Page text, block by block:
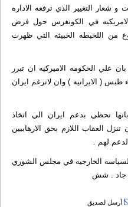
و شعار التغيير الذي ترفعه الاداره
الامريكيه في الكونغرس حول فرض
اللخبطه الخبيثه التي ظهرت
علي الحكومه الاميركيه ان تبرر
( الايرانيه ) وان لاترغم ايران
تحظي بدعم ايران الي اتخاذ
العقاب اللازم بحق الارهابيين
لهم .
السياسه الخارجيه في مجلس الشوري
جاد . شش
أرسل لصديق